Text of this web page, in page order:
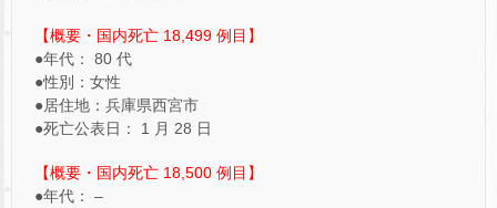
【概要・国内死亡 18,499 例目】
●年代： 80 代
●性別：女性
●居住地：兵庫県西宮市
●死亡公表日： 1 月 28 日
【概要・国内死亡 18,500 例目】
●年代： –